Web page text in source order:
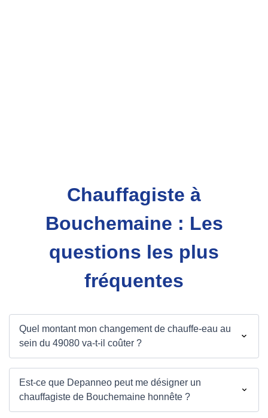
Chauffagiste à
Bouchemaine : Les
questions les plus
fréquentes
Quel montant mon changement de chauffe-eau au
sein du 49080 va-t-il coûter ?
Est-ce que Depanneo peut me désigner un
chauffagiste de Bouchemaine honnête ?